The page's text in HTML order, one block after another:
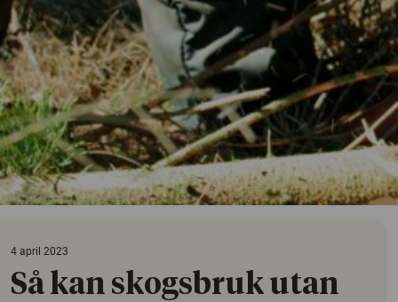
4 april 2023
Så kan skogsbruk utan